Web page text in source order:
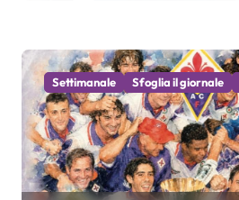
Settimanale Sfoglia il giornale